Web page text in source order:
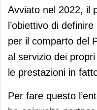
Avviato nel 2022, il
l’obiettivo di
per il comparto del
al servizio dei
le prestazioni in
Per fare questo